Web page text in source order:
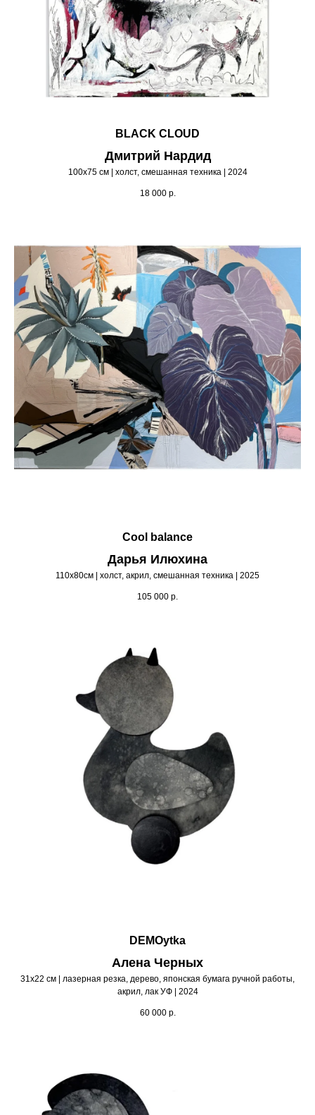
BLACK CLOUD
Дмитрий Нардид
100х75 см | холст, смешанная техника | 2024
18 000 р.
Cool balance
Дарья Илюхина
110х80см | холст, акрил, смешанная техника | 2025
105 000 р.
DEMOytka
Алена Черных
31х22 см | лазерная резка, дерево, японская бумага ручной работы,
акрил, лак УФ | 2024
60 000 р.